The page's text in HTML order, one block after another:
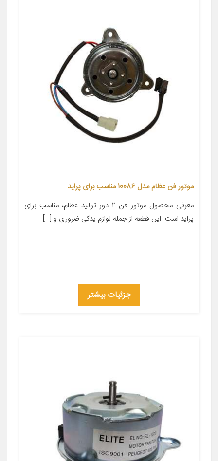
موتور فن عظام مدل 10086 مناسب برای پراید
معرفی محصول موتور فن 2 دور تولید عظام، مناسب برای
پراید است. این قطعه از جمله لوازم یدکی ضروری و […]
جزئیات بیشتر